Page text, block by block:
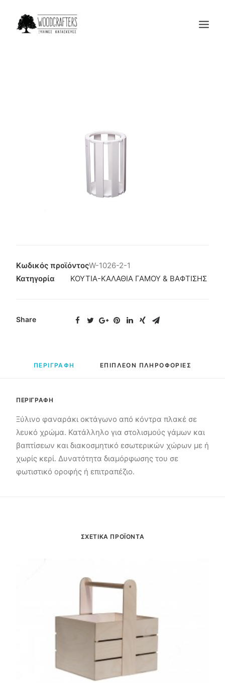
Κωδικός προϊόντοςW-1026-2-1
Κατηγορία
ΚΟΥΤΙΑ-ΚΑΛΑΘΙΑ ΓΑΜΟΥ & ΒΑΦΤΙΣΗΣ
Share
ΠΕΡΙΓΡΑΦΗ ΕΠΙΠΛΕΟΝ ΠΛΗΡΟΦΟΡΙΕΣ
ΠΕΡΙΓΡΑΦΗ
Ξύλινο φαναράκι οκτάγωνο από κόντρα πλακέ σε
λευκό χρώμα. Κατάλληλο για στολισμούς γάμων και
βαπτίσεων και διακοσμητικό εσωτερικών χώρων με ή
χωρίς κερί. Δυνατότητα διαμόρφωσης του σε
φωτιστικό οροφής ή επιτραπέζιο.
ΣΧΕΤΙΚΑ ΠΡΟΪΟΝΤΑ